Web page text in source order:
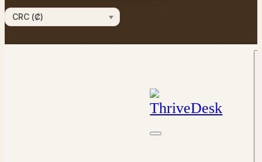
CRC (₡)